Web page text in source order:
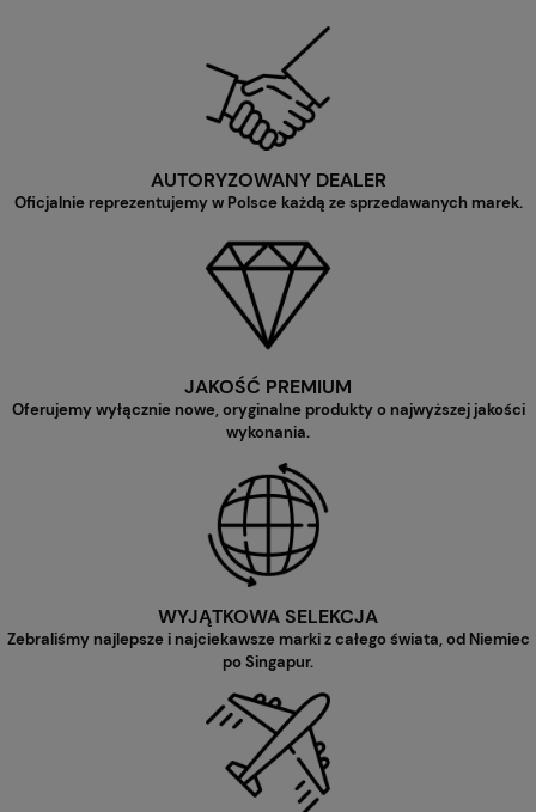
AUTORYZOWANY DEALER
Oficjalnie reprezentujemy w Polsce każdą ze sprzedawanych marek.
JAKOŚĆ PREMIUM
Oferujemy wyłącznie nowe, oryginalne produkty o najwyższej jakości
wykonania.
WYJĄTKOWA SELEKCJA
Zebraliśmy najlepsze i najciekawsze marki z całego świata, od Niemiec
po Singapur.